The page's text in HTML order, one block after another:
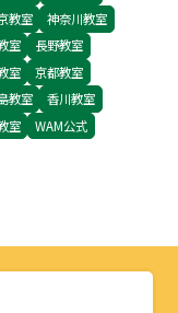
教室
神奈川教室
室
長野教室
室
京都教室
教室
香川教室
室
WAM公式